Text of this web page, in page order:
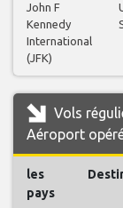
John F
Kennedy
International
(JFK)
Vols
Aéroport
les
pays